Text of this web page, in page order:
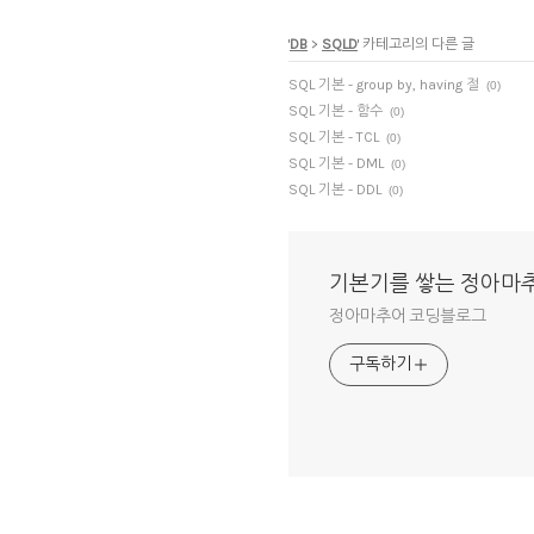
'DB > SQLD' 카테고리의 다른 글
SQL 기본 - group by, having 절 (0)
SQL 기본 - 함수 (0)
SQL 기본 - TCL (0)
SQL 기본 - DML (0)
SQL 기본 - DDL (0)
기본기를 쌓는 정아마
정아마추어 코딩블로그
구독하기